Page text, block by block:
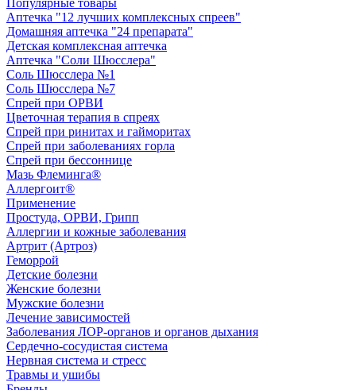
Популярные товары
Аптечка "12 лучших комплексных спреев"
Домашняя аптечка "24 препарата"
Детская комплексная аптечка
Аптечка "Соли Шюсслера"
Соль Шюсслера №1
Соль Шюсслера №7
Спрей при ОРВИ
Цветочная терапия в спреях
Спрей при ринитах и гайморитах
Спрей при заболеваниях горла
Спрей при бессоннице
Мазь Флеминга®
Аллергоит®
Применение
Простуда, ОРВИ, Грипп
Аллергии и кожные заболевания
Артрит (Артроз)
Геморрой
Детские болезни
Женские болезни
Мужские болезни
Лечение зависимостей
Заболевания ЛОР-органов и органов дыхания
Сердечно-сосудистая система
Нервная система и стресс
Травмы и ушибы